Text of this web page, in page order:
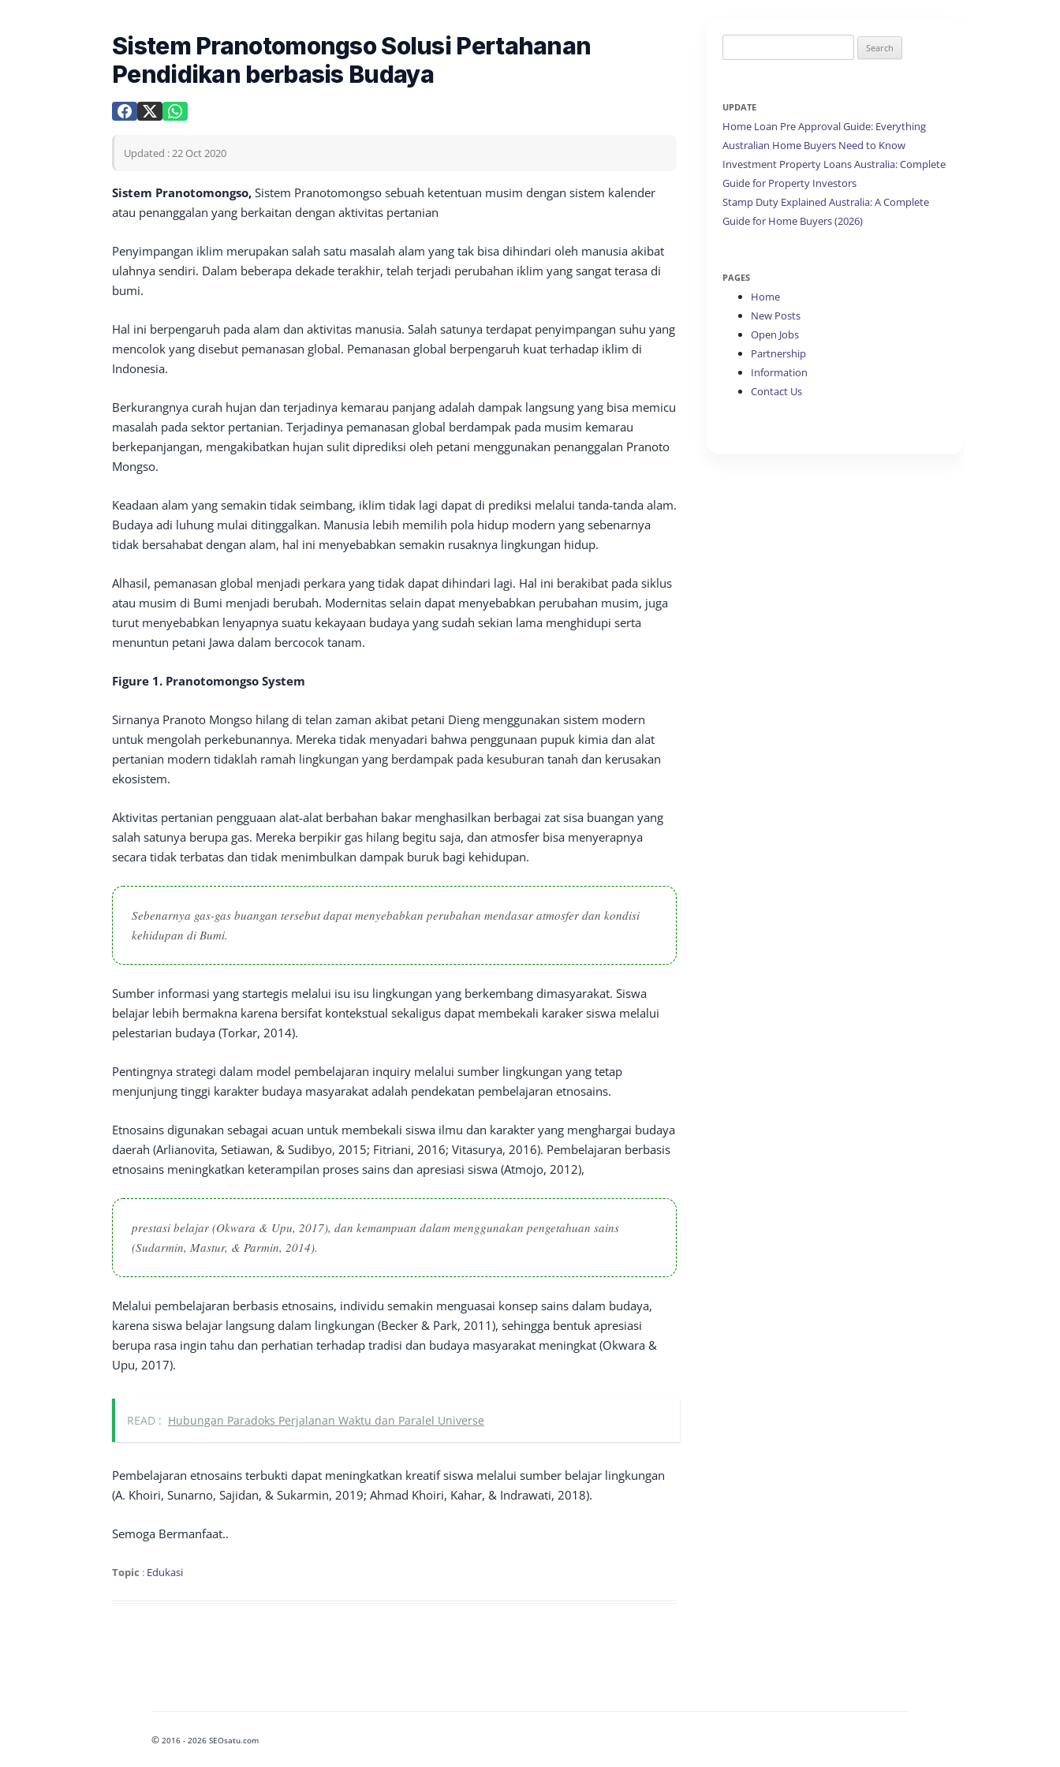
Sistem Pranotomongso Solusi Pertahanan
Pendidikan berbasis Budaya
Updated : 22 Oct 2020
Sistem Pranotomongso, Sistem Pranotomongso sebuah ketentuan musim dengan sistem kalender
atau penanggalan yang berkaitan dengan aktivitas pertanian
Penyimpangan iklim merupakan salah satu masalah alam yang tak bisa dihindari oleh manusia akibat
ulahnya sendiri. Dalam beberapa dekade terakhir, telah terjadi perubahan iklim yang sangat terasa di
bumi.
Hal ini berpengaruh pada alam dan aktivitas manusia. Salah satunya terdapat penyimpangan suhu yang
mencolok yang disebut pemanasan global. Pemanasan global berpengaruh kuat terhadap iklim di
Indonesia.
Berkurangnya curah hujan dan terjadinya kemarau panjang adalah dampak langsung yang bisa memicu
masalah pada sektor pertanian. Terjadinya pemanasan global berdampak pada musim kemarau
berkepanjangan, mengakibatkan hujan sulit diprediksi oleh petani menggunakan penanggalan Pranoto
Mongso.
Keadaan alam yang semakin tidak seimbang, iklim tidak lagi dapat di prediksi melalui tanda-tanda alam.
Budaya adi luhung mulai ditinggalkan. Manusia lebih memilih pola hidup modern yang sebenarnya
tidak bersahabat dengan alam, hal ini menyebabkan semakin rusaknya lingkungan hidup.
Alhasil, pemanasan global menjadi perkara yang tidak dapat dihindari lagi. Hal ini berakibat pada siklus
atau musim di Bumi menjadi berubah. Modernitas selain dapat menyebabkan perubahan musim, juga
turut menyebabkan lenyapnya suatu kekayaan budaya yang sudah sekian lama menghidupi serta
menuntun petani Jawa dalam bercocok tanam.
Figure 1. Pranotomongso System
Sirnanya Pranoto Mongso hilang di telan zaman akibat petani Dieng menggunakan sistem modern
untuk mengolah perkebunannya. Mereka tidak menyadari bahwa penggunaan pupuk kimia dan alat
pertanian modern tidaklah ramah lingkungan yang berdampak pada kesuburan tanah dan kerusakan
ekosistem.
Aktivitas pertanian pengguaan alat-alat berbahan bakar menghasilkan berbagai zat sisa buangan yang
salah satunya berupa gas. Mereka berpikir gas hilang begitu saja, dan atmosfer bisa menyerapnya
secara tidak terbatas dan tidak menimbulkan dampak buruk bagi kehidupan.
Sebenarnya gas-gas buangan tersebut dapat menyebabkan perubahan mendasar atmosfer dan kondisi
kehidupan di Bumi.
Sumber informasi yang startegis melalui isu isu lingkungan yang berkembang dimasyarakat. Siswa
belajar lebih bermakna karena bersifat kontekstual sekaligus dapat membekali karaker siswa melalui
pelestarian budaya (Torkar, 2014).
Pentingnya strategi dalam model pembelajaran inquiry melalui sumber lingkungan yang tetap
menjunjung tinggi karakter budaya masyarakat adalah pendekatan pembelajaran etnosains.
Etnosains digunakan sebagai acuan untuk membekali siswa ilmu dan karakter yang menghargai budaya
daerah (Arlianovita, Setiawan, & Sudibyo, 2015; Fitriani, 2016; Vitasurya, 2016). Pembelajaran berbasis
etnosains meningkatkan keterampilan proses sains dan apresiasi siswa (Atmojo, 2012),
prestasi belajar (Okwara & Upu, 2017), dan kemampuan dalam menggunakan pengetahuan sains
(Sudarmin, Mastur, & Parmin, 2014).
Melalui pembelajaran berbasis etnosains, individu semakin menguasai konsep sains dalam budaya,
karena siswa belajar langsung dalam lingkungan (Becker & Park, 2011), sehingga bentuk apresiasi
berupa rasa ingin tahu dan perhatian terhadap tradisi dan budaya masyarakat meningkat (Okwara &
Upu, 2017).
READ : Hubungan Paradoks Perjalanan Waktu dan Paralel Universe
Pembelajaran etnosains terbukti dapat meningkatkan kreatif siswa melalui sumber belajar lingkungan
(A. Khoiri, Sunarno, Sajidan, & Sukarmin, 2019; Ahmad Khoiri, Kahar, & Indrawati, 2018).
Semoga Bermanfaat..
Topic : Edukasi
for:
UPDATE
Home Loan Pre Approval Guide: Everything
Australian Home Buyers Need to Know
Investment Property Loans Australia: Complete
Guide for Property Investors
Stamp Duty Explained Australia: A Complete
Guide for Home Buyers (2026)
PAGES
Home
New Posts
Open Jobs
Partnership
Information
Contact Us
© 2016 - 2026 SEOsatu.com